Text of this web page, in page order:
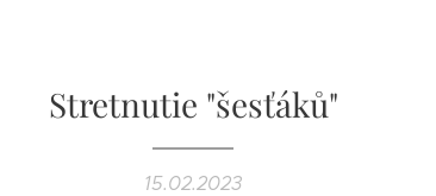
Stretnutie "šesťáků"
15.02.2023